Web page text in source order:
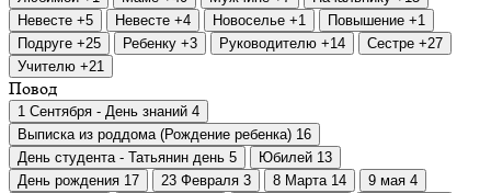
Невесте +5 Невесте +4 Новоселье +1 Повышение +1
Подруге +25 Ребенку +3 Руководителю +14 Сестре +27
Учителю +21
Повод
1 Сентября - День знаний 4
Выписка из роддома (Рождение ребенка) 16
День студента - Татьянин день 5 Юбилей 13
День рождения 17 23 Февраля 3 8 Марта 14 9 мая 4